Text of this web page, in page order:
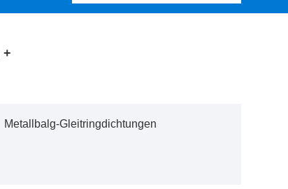
Metallbalg-Gleitringdichtungen